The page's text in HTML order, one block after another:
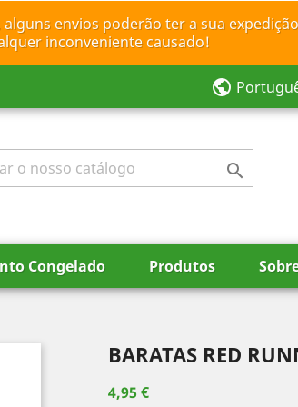
envios poderão ter a sua
inconveniente causado!
public

Congelado Produtos
BARATAS RED
4,95 €